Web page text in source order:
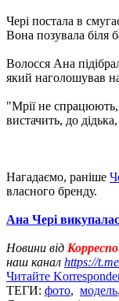
Чері постала в
Вона позувала біля
Волосся Ана
який наголошував на
"Мрії не
вистачить, до
Нагадаємо, раніше
власного бренду.
Ана Чері
Новини від
наш канал https://
Читайте
ТЕГИ: фото, модель